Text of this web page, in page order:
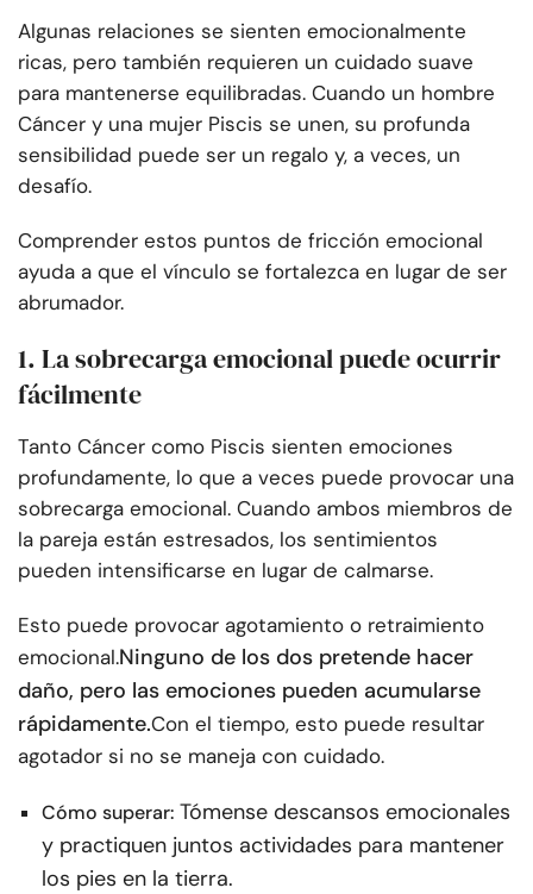
Algunas relaciones se sienten emocionalmente
ricas, pero también requieren un cuidado suave
para mantenerse equilibradas. Cuando un hombre
Cáncer y una mujer Piscis se unen, su profunda
sensibilidad puede ser un regalo y, a veces, un
desafío.
Comprender estos puntos de fricción emocional
ayuda a que el vínculo se fortalezca en lugar de ser
abrumador.
1. La sobrecarga emocional puede ocurrir
fácilmente
Tanto Cáncer como Piscis sienten emociones
profundamente, lo que a veces puede provocar una
sobrecarga emocional. Cuando ambos miembros de
la pareja están estresados, los sentimientos
pueden intensificarse en lugar de calmarse.
Esto puede provocar agotamiento o retraimiento
emocional.Ninguno de los dos pretende hacer
daño, pero las emociones pueden acumularse
rápidamente.Con el tiempo, esto puede resultar
agotador si no se maneja con cuidado.
Cómo superar: Tómense descansos emocionales
y practiquen juntos actividades para mantener
los pies en la tierra.